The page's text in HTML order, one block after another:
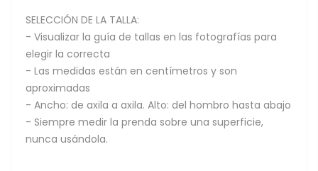
SELECCIÓN DE LA TALLA:
- Visualizar la guía de tallas en las fotografías para
elegir la correcta
- Las medidas están en centímetros y son
aproximadas
- Ancho: de axila a axila. Alto: del hombro hasta abajo
- Siempre medir la prenda sobre una superficie,
nunca usándola.